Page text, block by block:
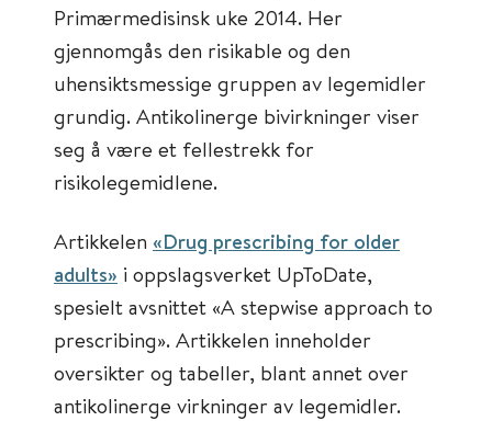
Primærmedisinsk uke 2014. Her
gjennomgås den risikable og den
uhensiktsmessige gruppen av legemidler
grundig. Antikolinerge bivirkninger viser
seg å være et fellestrekk for
risikolegemidlene.
Artikkelen «Drug prescribing for older
adults» i oppslagsverket UpToDate,
spesielt avsnittet «A stepwise approach to
prescribing». Artikkelen inneholder
oversikter og tabeller, blant annet over
antikolinerge virkninger av legemidler.